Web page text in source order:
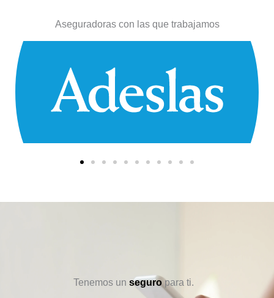
Aseguradoras con las que trabajamos
Tenemos un seguro para ti.